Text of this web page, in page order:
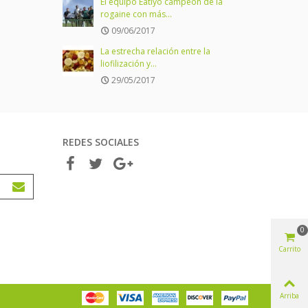
rogaine con más...
09/06/2017
La estrecha relación entre la
liofilización y...
29/05/2017
REDES SOCIALES
Carrito
0
Arriba